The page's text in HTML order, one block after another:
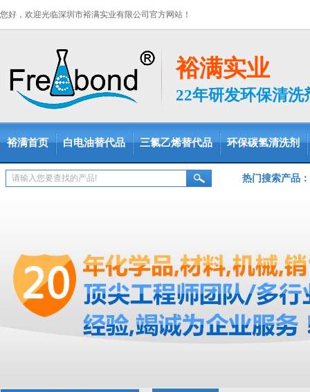
您好，欢迎光临深圳市裕满实业有限公司官方网站！
裕满实业
22年研发环保清
裕满首页 白电油替代品 三氯乙烯替代品 环保碳氢清洗剂
热门搜索产品：